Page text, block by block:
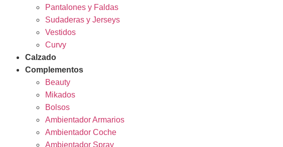
Pantalones y Faldas
Sudaderas y Jerseys
Vestidos
Curvy
Calzado
Complementos
Beauty
Mikados
Bolsos
Ambientador Armarios
Ambientador Coche
Ambientador Spray